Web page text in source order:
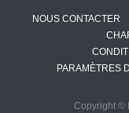
NOUS CONTACTER
PARAMÈTRES
Copyright ©